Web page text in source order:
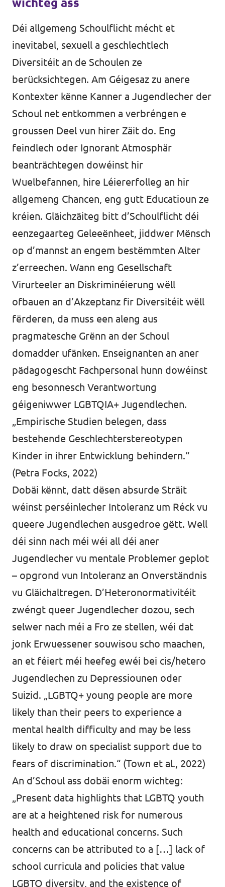
Déi allgemeng Schoulflicht mécht et
inevitabel, sexuell a geschlechtlech
Diversitéit an de Schoulen ze
berücksichtegen. Am Géigesaz zu anere
Kontexter kënne Kanner a Jugendlecher der
Schoul net entkommen a verbréngen e
groussen Deel vun hirer Zäit do. Eng
feindlech oder Ignorant Atmosphär
beanträchtegen dowéinst hir
Wuelbefannen, hire Léiererfolleg an hir
allgemeng Chancen, eng gutt Educatioun ze
kréien. Gläichzäiteg bitt d’Schoulflicht déi
eenzegaarteg Geleeënheet, jiddwer Mënsch
op d’mannst an engem bestëmmten Alter
z’erreechen. Wann eng Gesellschaft
Virurteeler an Diskriminéierung wëll
ofbauen an d’Akzeptanz fir Diversitéit wëll
fërderen, da muss een aleng aus
pragmatesche Grënn an der Schoul
domadder ufänken. Enseignanten an aner
pädagogescht Fachpersonal hunn dowéinst
eng besonnesch Verantwortung
géigeniwwer LGBTQIA+ Jugendlechen.
„Empirische Studien belegen, dass
bestehende Geschlechterstereotypen
Kinder in ihrer Entwicklung behindern.“
(Petra Focks, 2022)
Dobäi kënnt, datt dësen absurde Sträit
wéinst perséinlecher Intoleranz um Réck vu
queere Jugendlechen ausgedroe gëtt. Well
déi sinn nach méi wéi all déi aner
Jugendlecher vu mentale Problemer geplot
– opgrond vun Intoleranz an Onverständnis
vu Gläichaltregen. D’Heteronormativitéit
zwéngt queer Jugendlecher dozou, sech
selwer nach méi a Fro ze stellen, wéi dat
jonk Erwuessener souwisou scho maachen,
an et féiert méi heefeg ewéi bei cis/hetero
Jugendlechen zu Depressiounen oder
Suizid. „LGBTQ+ young people are more
likely than their peers to experience a
mental health difficulty and may be less
likely to draw on specialist support due to
fears of discrimination.“ (Town et al., 2022)
An d’Schoul ass dobäi enorm wichteg:
„Present data highlights that LGBTQ youth
are at a heightened risk for numerous
health and educational concerns. Such
concerns can be attributed to a […] lack of
school curricula and policies that value
LGBTQ diversity, and the existence of